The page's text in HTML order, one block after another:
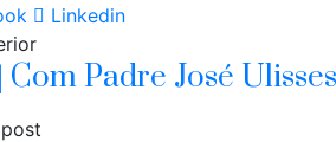
Linkedin
Com Padre José